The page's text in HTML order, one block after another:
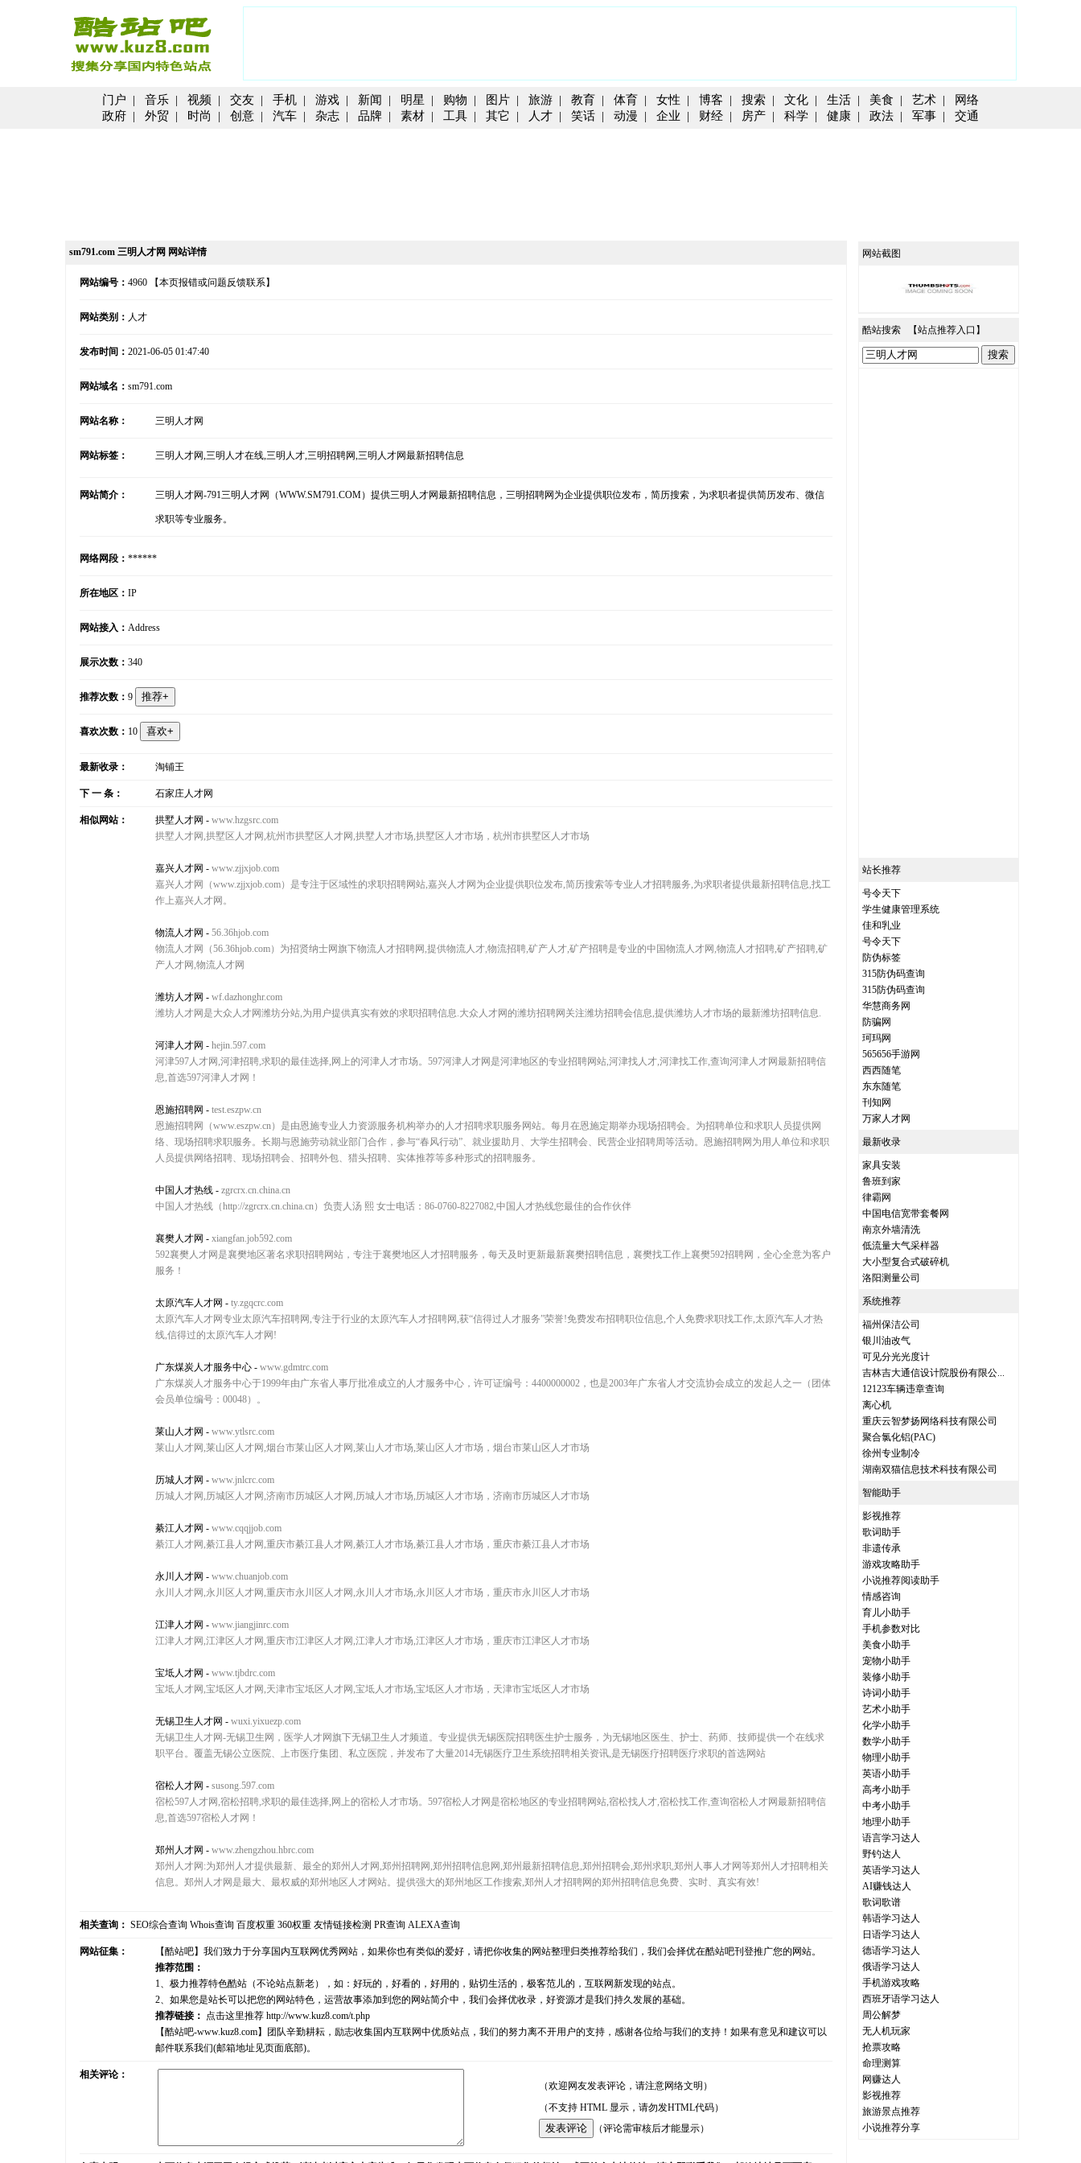
门户 | 音乐 | 视频 | 交友 | 手机 | 游戏 | 新闻 | 明星 | 购物 | 图片 | 旅游 | 教育 | 体育 | 女性 | 博客 | 搜索 | 文化 | 生活 | 美食 | 艺术 |
网络
政府 | 外贸 | 时尚 | 创意 | 汽车 | 杂志 | 品牌 | 素材 | 工具 | 其它 | 人才 | 笑话 | 动漫 | 企业 | 财经 | 房产 | 科学 | 健康 | 政法 | 军事 | 交通
sm791.com 三明人才网 网站详情
网站编号： 4960 【本页报错或问题反馈联系】
网站类别： 人才
发布时间： 2021-06-05 01:47:40
网站域名： sm791.com
网站名称： 三明人才网
网站标签： 三明人才网,三明人才在线,三明人才,三明招聘网,三明人才网最新招聘信息
网站简介： 三明人才网-791三明人才网（WWW.SM791.COM）提供三明人才网最新招聘信息，三明招聘网为企业提供职位发布，简历搜索，为求职者提供简历发布、微信
求职等专业服务。
网络网段： ******
所在地区： IP
网站接入： Address
展示次数： 340
推荐次数： 9
喜欢次数： 10
最新收录： 淘铺王
下 一 条： 石家庄人才网
相似网站： 拱墅人才网 - www.hzgsrc.com
拱墅人才网,拱墅区人才网,杭州市拱墅区人才网,拱墅人才市场,拱墅区人才市场，杭州市拱墅区人才市场
嘉兴人才网 - www.zjjxjob.com
嘉兴人才网（www.zjjxjob.com）是专注于区域性的求职招聘网站,嘉兴人才网为企业提供职位发布,简历搜索等专业人才招聘服务,为求职者提供最新招聘信息,找工
作上嘉兴人才网。
物流人才网 - 56.36hjob.com
物流人才网（56.36hjob.com）为招贤纳士网旗下物流人才招聘网,提供物流人才,物流招聘,矿产人才,矿产招聘是专业的中国物流人才网,物流人才招聘,矿产招聘,矿
产人才网,物流人才网
潍坊人才网 - wf.dazhonghr.com
潍坊人才网是大众人才网潍坊分站,为用户提供真实有效的求职招聘信息.大众人才网的潍坊招聘网关注潍坊招聘会信息,提供潍坊人才市场的最新潍坊招聘信息.
河津人才网 - hejin.597.com
河津597人才网,河津招聘,求职的最佳选择,网上的河津人才市场。597河津人才网是河津地区的专业招聘网站,河津找人才,河津找工作,查询河津人才网最新招聘信
息,首选597河津人才网！
恩施招聘网 - test.eszpw.cn
恩施招聘网（www.eszpw.cn）是由恩施专业人力资源服务机构举办的人才招聘求职服务网站。每月在恩施定期举办现场招聘会。为招聘单位和求职人员提供网
络、现场招聘求职服务。长期与恩施劳动就业部门合作，参与“春风行动”、就业援助月、大学生招聘会、民营企业招聘周等活动。恩施招聘网为用人单位和求职
人员提供网络招聘、现场招聘会、招聘外包、猎头招聘、实体推荐等多种形式的招聘服务。
中国人才热线 - zgrcrx.cn.china.cn
中国人才热线（http://zgrcrx.cn.china.cn）负责人汤 熙 女士电话：86-0760-8227082,中国人才热线您最佳的合作伙伴
襄樊人才网 - xiangfan.job592.com
592襄樊人才网是襄樊地区著名求职招聘网站，专注于襄樊地区人才招聘服务，每天及时更新最新襄樊招聘信息，襄樊找工作上襄樊592招聘网，全心全意为客户
服务！
太原汽车人才网 - ty.zgqcrc.com
太原汽车人才网专业太原汽车招聘网,专注于行业的太原汽车人才招聘网,获“信得过人才服务”荣誉!免费发布招聘职位信息,个人免费求职找工作,太原汽车人才热
线,信得过的太原汽车人才网!
广东煤炭人才服务中心 - www.gdmtrc.com
广东煤炭人才服务中心于1999年由广东省人事厅批准成立的人才服务中心，许可证编号：4400000002，也是2003年广东省人才交流协会成立的发起人之一（团体
会员单位编号：00048）。
莱山人才网 - www.ytlsrc.com
莱山人才网,莱山区人才网,烟台市莱山区人才网,莱山人才市场,莱山区人才市场，烟台市莱山区人才市场
历城人才网 - www.jnlcrc.com
历城人才网,历城区人才网,济南市历城区人才网,历城人才市场,历城区人才市场，济南市历城区人才市场
綦江人才网 - www.cqqjjob.com
綦江人才网,綦江县人才网,重庆市綦江县人才网,綦江人才市场,綦江县人才市场，重庆市綦江县人才市场
永川人才网 - www.chuanjob.com
永川人才网,永川区人才网,重庆市永川区人才网,永川人才市场,永川区人才市场，重庆市永川区人才市场
江津人才网 - www.jiangjinrc.com
江津人才网,江津区人才网,重庆市江津区人才网,江津人才市场,江津区人才市场，重庆市江津区人才市场
宝坻人才网 - www.tjbdrc.com
宝坻人才网,宝坻区人才网,天津市宝坻区人才网,宝坻人才市场,宝坻区人才市场，天津市宝坻区人才市场
无锡卫生人才网 - wuxi.yixuezp.com
无锡卫生人才网-无锡卫生网，医学人才网旗下无锡卫生人才频道。专业提供无锡医院招聘医生护士服务，为无锡地区医生、护士、药师、技师提供一个在线求
职平台。覆盖无锡公立医院、上市医疗集团、私立医院，并发布了大量2014无锡医疗卫生系统招聘相关资讯,是无锡医疗招聘医疗求职的首选网站
宿松人才网 - susong.597.com
宿松597人才网,宿松招聘,求职的最佳选择,网上的宿松人才市场。597宿松人才网是宿松地区的专业招聘网站,宿松找人才,宿松找工作,查询宿松人才网最新招聘信
息,首选597宿松人才网！
郑州人才网 - www.zhengzhou.hbrc.com
郑州人才网:为郑州人才提供最新、最全的郑州人才网,郑州招聘网,郑州招聘信息网,郑州最新招聘信息,郑州招聘会,郑州求职,郑州人事人才网等郑州人才招聘相关
信息。郑州人才网是最大、最权威的郑州地区人才网站。提供强大的郑州地区工作搜索,郑州人才招聘网的郑州招聘信息免费、实时、真实有效!
相关查询： SEO综合查询 Whois查询 百度权重 360权重 友情链接检测 PR查询 ALEXA查询
网站征集：
【酷站吧】我们致力于分享国内互联网优秀网站，如果你也有类似的爱好，请把你收集的网站整理归类推荐给我们，我们会择优在酷站吧刊登推广您的网站。
推荐范围：
1、极力推荐特色酷站（不论站点新老），如：好玩的，好看的，好用的，贴切生活的，极客范儿的，互联网新发现的站点。
2、如果您是站长可以把您的网站特色，运营故事添加到您的网站简介中，我们会择优收录，好资源才是我们持久发展的基础。
推荐链接： 点击这里推荐 http://www.kuz8.com/t.php
【酷站吧-www.kuz8.com】团队辛勤耕耘，励志收集国内互联网中优质站点，我们的努力离不开用户的支持，感谢各位给与我们的支持！如果有意见和建议可以
邮件联系我们(邮箱地址见页面底部)。
相关评论：
（欢迎网友发表评论，请注意网络文明）
（不支持 HTML 显示，请勿发HTML代码）
（评论需审核后才能显示）
网站截图
酷站搜索 【站点推荐入口 】
站长推荐
号令天下
学生健康管理系统
佳和乳业
号令天下
防伪标签
315防伪码查询
315防伪码查询
华慧商务网
防骗网
珂玛网
565656手游网
西西随笔
东东随笔
刊知网
万家人才网
最新收录
家具安装
鲁班到家
律霸网
中国电信宽带套餐网
南京外墙清洗
低流量大气采样器
大小型复合式破碎机
洛阳测量公司
系统推荐
福州保洁公司
银川油改气
可见分光光度计
吉林吉大通信设计院股份有限公...
12123车辆违章查询
离心机
重庆云智梦扬网络科技有限公司
聚合氯化铝(PAC)
徐州专业制冷
湖南双猫信息技术科技有限公司
智能助手
影视推荐
歌词助手
非遗传承
游戏攻略助手
小说推荐阅读助手
情感咨询
育儿小助手
手机参数对比
美食小助手
宠物小助手
装修小助手
诗词小助手
艺术小助手
化学小助手
数学小助手
物理小助手
英语小助手
高考小助手
中考小助手
地理小助手
语言学习达人
野钓达人
英语学习达人
AI赚钱达人
歌词歌谱
韩语学习达人
日语学习达人
德语学习达人
俄语学习达人
手机游戏攻略
西班牙语学习达人
周公解梦
无人机玩家
抢票攻略
命理测算
网赚达人
影视推荐
旅游景点推荐
小说推荐分享